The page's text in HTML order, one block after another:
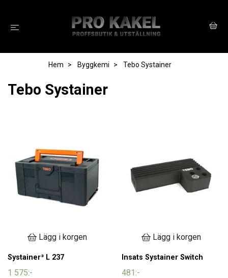
Hem Byggkemi Tebo Systainer
Tebo Systainer
Lägg i korgen
Systainer³ L 237
1 575:-
Lägg i korgen
Insats Systainer Switch
481:-